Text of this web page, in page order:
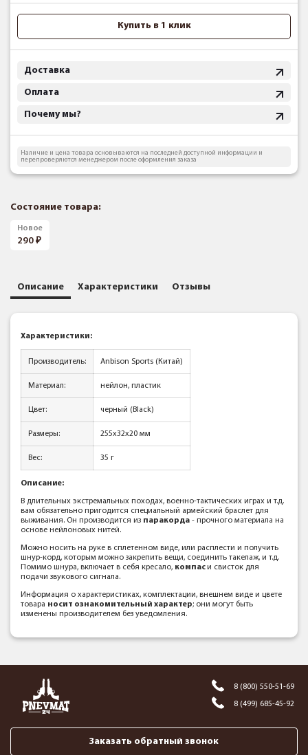
Купить в 1 клик
Доставка
Оплата
Почему мы?
Наличие и цена товара основываются на последней доступной информации и
перепроверяются менеджером после оформления заказа
Состояние товара:
Новое
290
Описание Характеристики Отзывы
Характеристики:
Производитель: Anbison Sports (Китай)
Материал: нейлон, пластик
Цвет: черный (Black)
Размеры: 255x32x20 мм
Вес: 35 г
Описание:
В длительных экстремальных походах, военно-тактических играх и т.д.
вам обязательно пригодится специальный армейский браслет для
выживания. Он производится из паракорда - прочного материала на
основе нейлоновых нитей.
Можно носить на руке в сплетенном виде, или расплести и получить
шнур-корд, которым можно закрепить вещи, соединить такелаж, и т.д.
Помимо шнура, включает в себя кресало, компаси свисток для
подачи звукового сигнала.
Информация о характеристиках, комплектации, внешнем виде и цвете
товара носит ознакомительный характер; они могут быть
изменены производителем без уведомления.
8 (800) 550-51-69
8 (499) 685-45-92
Заказать обратный звонок